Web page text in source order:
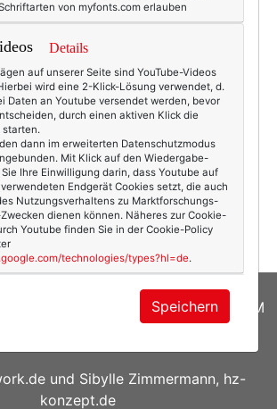
Maria Al-Manapersönlich
ich, dass sie besonders ist. Ein
Anders, im besten Sinne. Ihre Art zu
in ihren Mails, sprachen
Sprache. Als ich dann
Foto von ihr sah und sie dann
kennenlernte, war ich kein
Ja, das war Maria. Bunt. Ein
Sehr genial. Ebenso bunt wie ihr
Leben.… mehr
COOKIES|IMPRESSUM
und Sibylle Zimmermann, hz-
konzept.de
von myfonts.com erlauben
Details
auf unserer Seite sind YouTube-Videos
wird eine 2-Klick-Lösung verwendet, d.
Daten an Youtube versendet werden, bevor
durch einen aktiven Klick die
starten.
dann im erweiterten Datenschutzmodus
Mit Klick auf den Wiedergabe-
Ihre Einwilligung darin, dass Youtube auf
Endgerät Cookies setzt, die auch
Nutzungsverhaltens zu Marktforschungs-
dienen können. Näheres zur Cookie-
Youtube finden Sie in der Cookie-Policy
technologies/types?hl=de.
Speichern